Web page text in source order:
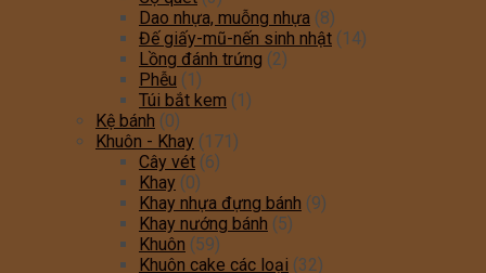
Dao nhựa, muỗng nhựa (8)
Đế giấy-mũ-nến sinh nhật (14)
Lồng đánh trứng (2)
Phễu (1)
Túi bắt kem (1)
Kệ bánh (0)
Khuôn - Khay (171)
Cây vét (6)
Khay (0)
Khay nhựa đựng bánh (9)
Khay nướng bánh (5)
Khuôn (59)
Khuôn cake các loại (32)